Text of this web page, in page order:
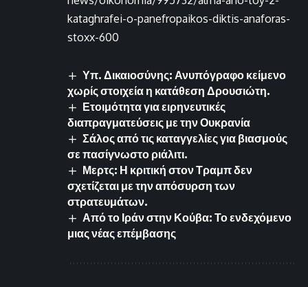
kataghrafei-o-panefropaikos-diktis-anaforas-
stoxx-600
Υπ. Δικαιοσύνης: Ανυπόγραφο κείμενο
χωρίς στοιχεία η κατάθεση Δρουσιώτη.
Ετοιμότητα για ειρηνευτικές
διαπραγματεύσεις με την Ουκρανία
Σάλος από τις καταγγελίες για βιασμούς
σε πασίγνωστο ριάλιτι.
Μερτς: Η κριτική στον Τραμπ δεν
σχετίζεται με την απόσυρση των
στρατευμάτων.
Από το Ιράν στην Κούβα: Το ενδεχόμενο
μιας νέας επέμβασης